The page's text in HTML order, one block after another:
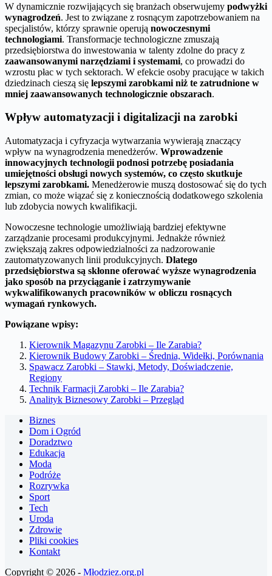
W dynamicznie rozwijających się branżach obserwujemy podwyżki
wynagrodzeń. Jest to związane z rosnącym zapotrzebowaniem na
specjalistów, którzy sprawnie operują nowoczesnymi
technologiami. Transformacje technologiczne zmuszają
przedsiębiorstwa do inwestowania w talenty zdolne do pracy z
zaawansowanymi narzędziami i systemami, co prowadzi do
wzrostu płac w tych sektorach. W efekcie osoby pracujące w takich
dziedzinach cieszą się lepszymi zarobkami niż te zatrudnione w
mniej zaawansowanych technologicznie obszarach.
Wpływ automatyzacji i digitalizacji na zarobki
Automatyzacja i cyfryzacja wytwarzania wywierają znaczący
wpływ na wynagrodzenia menedżerów. Wprowadzenie
innowacyjnych technologii podnosi potrzebę posiadania
umiejętności obsługi nowych systemów, co często skutkuje
lepszymi zarobkami. Menedżerowie muszą dostosować się do tych
zmian, co może wiązać się z koniecznością dodatkowego szkolenia
lub zdobycia nowych kwalifikacji.
Nowoczesne technologie umożliwiają bardziej efektywne
zarządzanie procesami produkcyjnymi. Jednakże również
zwiększają zakres odpowiedzialności za nadzorowanie
zautomatyzowanych linii produkcyjnych. Dlatego
przedsiębiorstwa są skłonne oferować wyższe wynagrodzenia
jako sposób na przyciąganie i zatrzymywanie
wykwalifikowanych pracowników w obliczu rosnących
wymagań rynkowych.
Powiązane wpisy:
Kierownik Magazynu Zarobki – Ile Zarabia?
Kierownik Budowy Zarobki – Średnia, Widełki, Porównania
Spawacz Zarobki – Stawki, Metody, Doświadczenie,
Regiony
Technik Farmacji Zarobki – Ile Zarabia?
Analityk Biznesowy Zarobki – Przegląd
Biznes
Dom i Ogród
Doradztwo
Edukacja
Moda
Podróże
Rozrywka
Sport
Tech
Uroda
Zdrowie
Pliki cookies
Kontakt
Copyright © 2026 - Młodziez.org.pl